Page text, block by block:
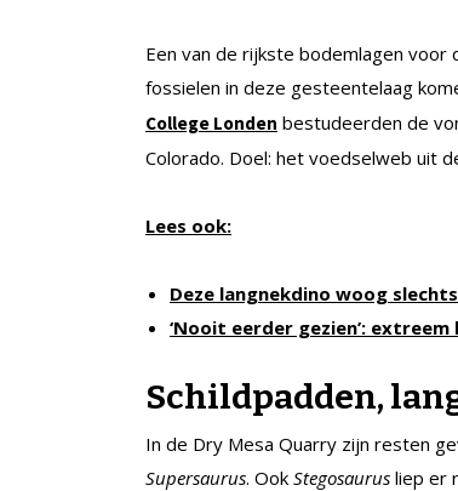
Een van de rijkste bodemlagen voor
fossielen in deze gesteentelaag
College Londen bestudeerden de
Colorado. Doel: het voedselweb uit
Lees ook:
Deze langnekdino woog
‘Nooit eerder gezien’:
Schildpadden,
In de Dry Mesa Quarry zijn resten
Supersaurus. Ook Stegosaurus liep er